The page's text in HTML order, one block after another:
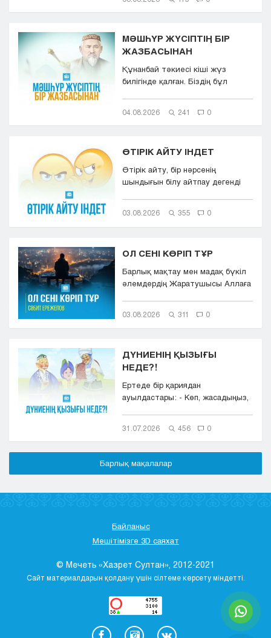
МӘШҺҮР ЖҮСІПТІҢ БІР
ЖАЗБАСЫНАН
Құнанбай тәкиесі кіші жүз
билігінде қалған. Біздің бұл
04.08.2026 241 0
ӨТІРІК АЙТУ ІНДЕТ
Өтірік айту, бір нәрсенің
шындығын білу айтпау дегенді
03.08.2026 355 0
ОЛ СЕНІ КӨРІП ТҰР
Барлық мақтау мен мадақ бүкіл
әлемдердің Жаратушысы Аллаға
03.08.2026 311 0
ДҮНИЕНІҢ ҚЫЗЫҒЫ
НЕДЕ?!
Ертеде бір қариядан
ауылдастары: - Көп, жасадыңыз,
31.07.2026 456 0
Барлық мақалалар
Байланыс
Мешітімізге 3D саяхат
© Мечеть «Хазрет Султан», 2012-2021
Сайт материалдарын қолдану үшін сілтеме көрсету міндетті.